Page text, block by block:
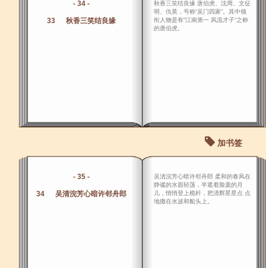
- 34 -
33 秋香三笑结良缘
秋香三笑结良缘 唐伯虎、沈周、文征
明、仇英，号称“吴门四家”。其中领
衔人物是有“江南第一 风流才子”之称
的唐伯虎。
加书签
- 35 -
34 吴清浣芳心暗许邻舟郎
吴清浣芳心暗许邻舟郎 柔和的春风在
静谧的水面轻荡，半遮着脸庞的月
儿，悄悄登上桅杆，把清辉星星点 点
地撒在水波和船头上。